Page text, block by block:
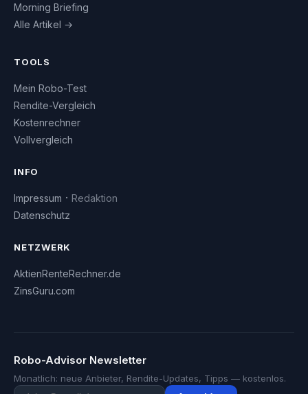
Morning Briefing
Alle Artikel →
TOOLS
Mein Robo-Test
Rendite-Vergleich
Kostenrechner
Vollvergleich
INFO
Impressum · Redaktion
Datenschutz
NETZWERK
AktienRenteRechner.de
ZinsGuru.com
Robo-Advisor Newsletter
Monatlich: neue Anbieter, Rendite-Updates, Tipps — kostenlos.